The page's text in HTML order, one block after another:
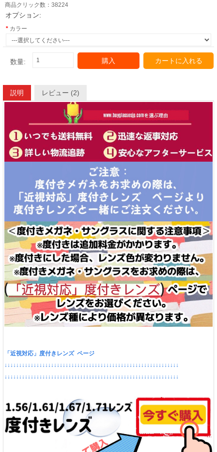
商品クリック数： 38224
オプション:
カラー
数量: 購入 カートに入れる
説明 レビュー (2)
「近視対応」度付きレンズ ページ
↓↓↓↓↓↓↓↓↓↓↓↓↓↓↓↓↓↓↓↓↓↓↓↓↓↓↓↓↓↓↓↓↓↓↓↓↓↓↓↓↓↓↓↓↓↓↓↓↓↓↓↓↓↓↓↓↓↓↓↓
↓↓↓↓↓↓↓↓↓↓↓↓↓↓↓↓↓↓↓↓↓↓↓↓↓↓↓↓↓↓↓↓↓↓↓↓↓↓↓↓↓↓↓↓↓↓↓↓↓↓↓↓↓↓↓↓↓↓↓↓